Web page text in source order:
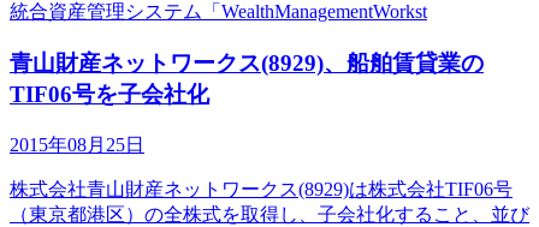
統合資産管理システム「WealthManagementWorkst
青山財産ネットワークス(8929)、船舶賃貸業の
TIF06号を子会社化
2015年08月25日
株式会社青山財産ネットワークス(8929)は株式会社TIF06号
（東京都港区）の全株式を取得し、子会社化すること、並び